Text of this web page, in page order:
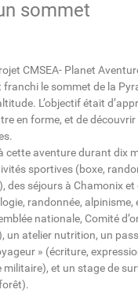
sommet
CMSEA- Planet
le sommet de la
L’objectif était
en forme, et de
cette aventure durant dix
sportives (boxe,
séjours à Chamonix et
randonnée, alpinisme,
nationale, Comité
un atelier nutrition, un
» (écriture,
et un stage de